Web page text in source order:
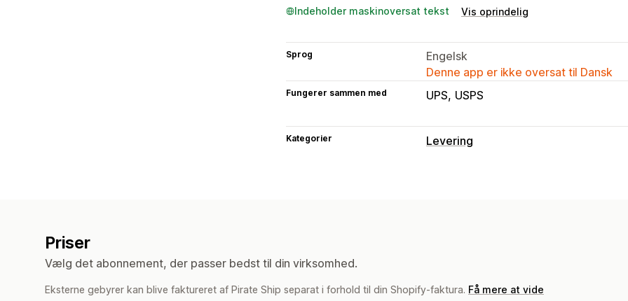
Indeholder maskinoversat tekst Vis oprindelig
Sprog
Engelsk
Denne app er ikke oversat til Dansk
Fungerer sammen med UPS USPS
Kategorier Levering
Ordreopdateringer Leveringsanalyse
Priser
Vælg det abonnement, der passer bedst til din virksomhed.
Eksterne gebyrer kan blive faktureret af Pirate Ship separat i forhold til din Shopify-faktura. Få mere at vide